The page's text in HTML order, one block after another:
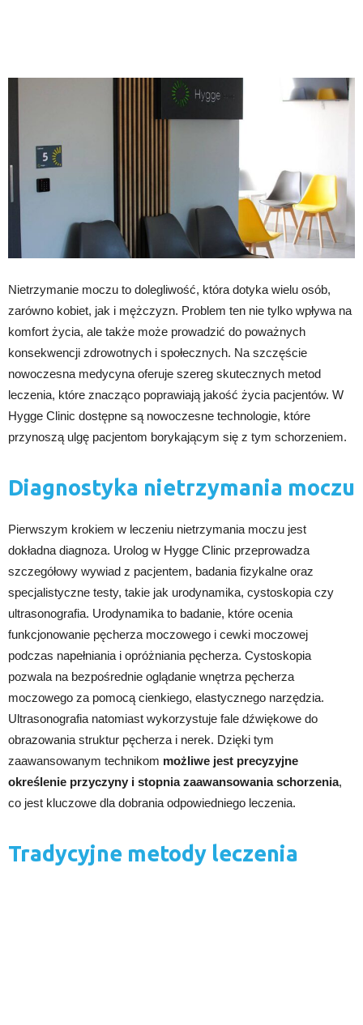
Nietrzymanie moczu to dolegliwość, która dotyka wielu osób,
zarówno kobiet, jak i mężczyzn. Problem ten nie tylko wpływa na
komfort życia, ale także może prowadzić do poważnych
konsekwencji zdrowotnych i społecznych. Na szczęście
nowoczesna medycyna oferuje szereg skutecznych metod
leczenia, które znacząco poprawiają jakość życia pacjentów. W
Hygge Clinic dostępne są nowoczesne technologie, które
przynoszą ulgę pacjentom borykającym się z tym schorzeniem.
Diagnostyka nietrzymania moczu
Pierwszym krokiem w leczeniu nietrzymania moczu jest
dokładna diagnoza. Urolog w Hygge Clinic przeprowadza
szczegółowy wywiad z pacjentem, badania fizykalne oraz
specjalistyczne testy, takie jak urodynamika, cystoskopia czy
ultrasonografia. Urodynamika to badanie, które ocenia
funkcjonowanie pęcherza moczowego i cewki moczowej
podczas napełniania i opróżniania pęcherza. Cystoskopia
pozwala na bezpośrednie oglądanie wnętrza pęcherza
moczowego za pomocą cienkiego, elastycznego narzędzia.
Ultrasonografia natomiast wykorzystuje fale dźwiękowe do
obrazowania struktur pęcherza i nerek. Dzięki tym
zaawansowanym technikom możliwe jest precyzyjne
określenie przyczyny i stopnia zaawansowania schorzenia,
co jest kluczowe dla dobrania odpowiedniego leczenia.
Tradycyjne metody leczenia